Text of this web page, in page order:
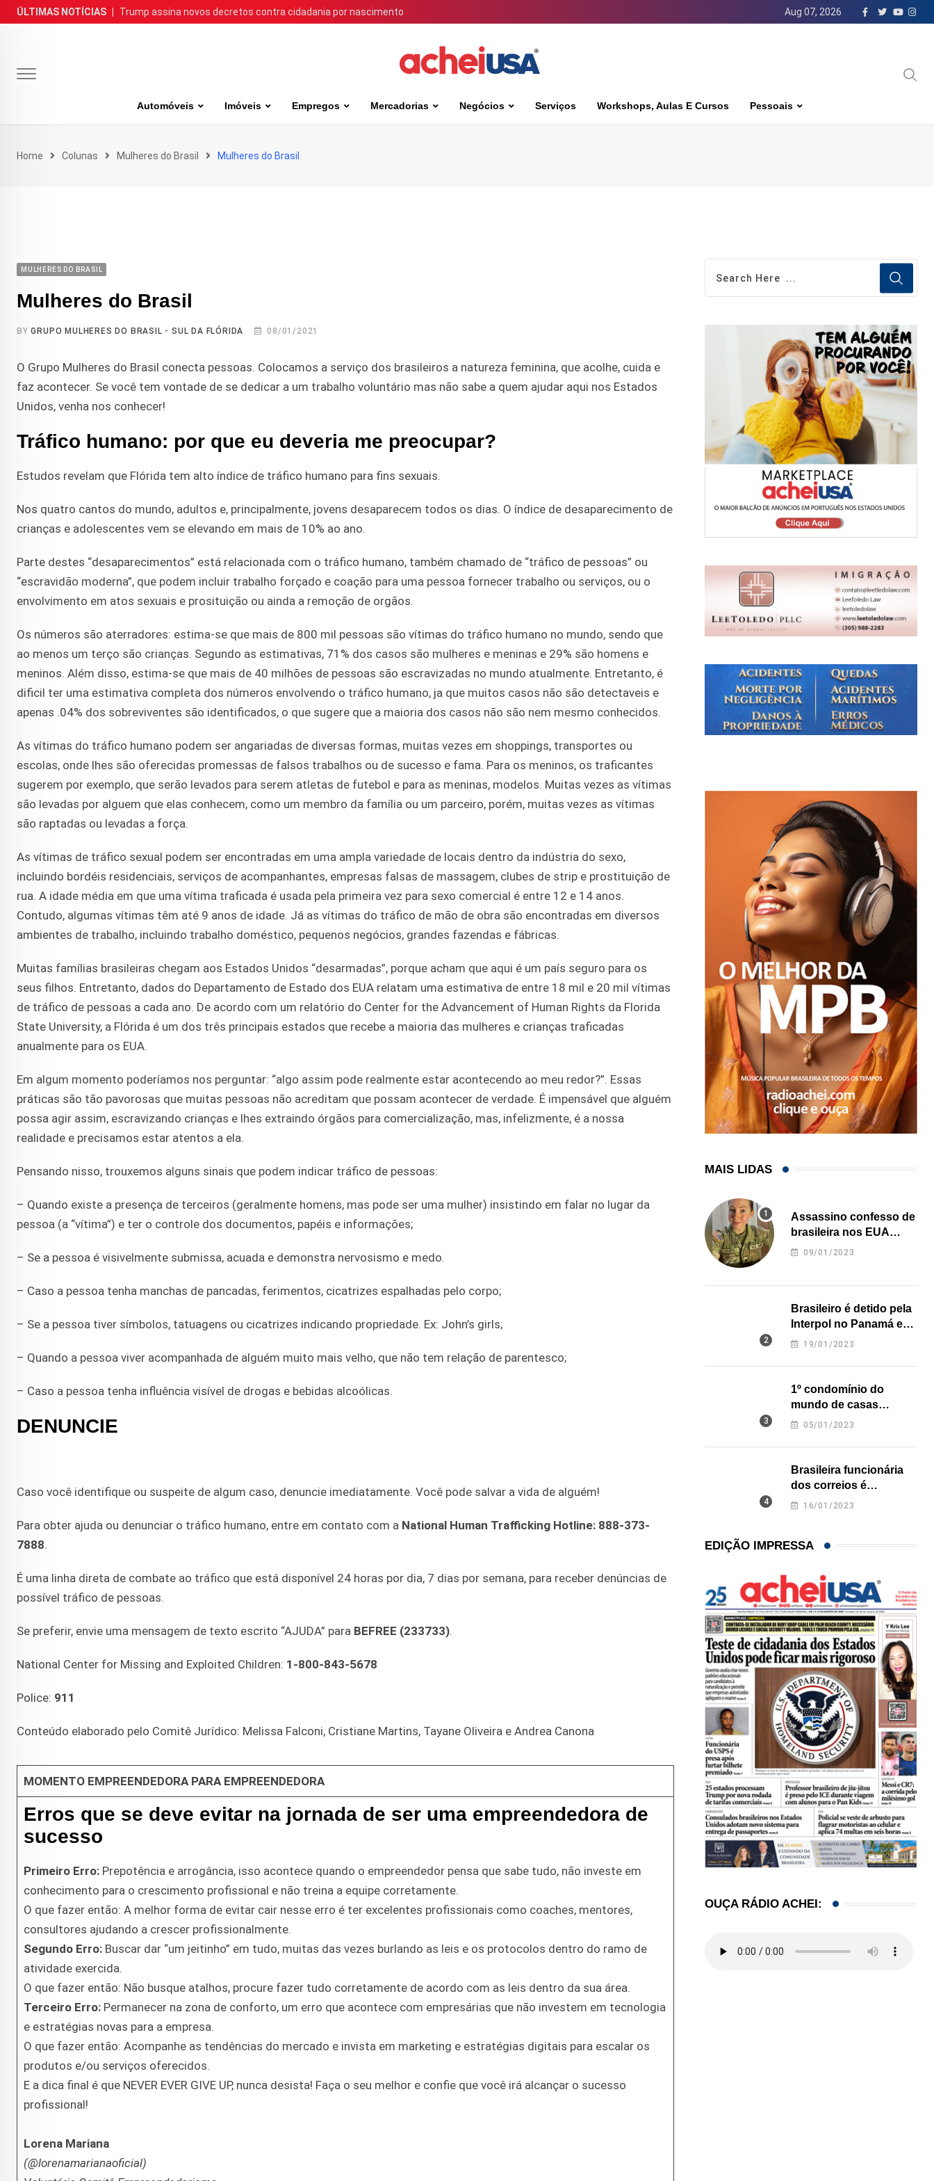
Skip
to
ÚLTIMAS NOTÍCIAS Trump assina novos decretos contra cidadania por nascimento Aug 07, 2026
Automóveis Imóveis Empregos Mercadorias Negócios Serviços Workshops, Aulas E Cursos Pessoais
Home Colunas Mulheres do Brasil Mulheres do Brasil
MULHERES DO BRASIL
Mulheres do Brasil
BYGRUPO MULHERES DO BRASIL - SUL DA FLÓRIDA 08/01/2021
O Grupo Mulheres do Brasil conecta pessoas. Colocamos a serviço dos brasileiros a natureza feminina, que acolhe, cuida e
faz acontecer. Se você tem vontade de se dedicar a um trabalho voluntário mas não sabe a quem ajudar aqui nos Estados
Unidos, venha nos conhecer!
Tráfico humano: por que eu deveria me preocupar?
Estudos revelam que Flórida tem alto índice de tráfico humano para fins sexuais.
Nos quatro cantos do mundo, adultos e, principalmente, jovens desaparecem todos os dias. O índice de desaparecimento de
crianças e adolescentes vem se elevando em mais de 10% ao ano.
Parte destes “desaparecimentos” está relacionada com o tráfico humano, também chamado de “tráfico de pessoas” ou
“escravidão moderna”, que podem incluir trabalho forçado e coação para uma pessoa fornecer trabalho ou serviços, ou o
envolvimento em atos sexuais e prosituição ou ainda a remoção de orgãos.
Os números são aterradores: estima-se que mais de 800 mil pessoas são vítimas do tráfico humano no mundo, sendo que
ao menos um terço são crianças. Segundo as estimativas, 71% dos casos são mulheres e meninas e 29% são homens e
meninos. Além disso, estima-se que mais de 40 milhões de pessoas são escravizadas no mundo atualmente. Entretanto, é
dificil ter uma estimativa completa dos números envolvendo o tráfico humano, ja que muitos casos não são detectaveis e
apenas .04% dos sobreviventes são identificados, o que sugere que a maioria dos casos não são nem mesmo conhecidos.
As vítimas do tráfico humano podem ser angariadas de diversas formas, muitas vezes em shoppings, transportes ou
escolas, onde lhes são oferecidas promessas de falsos trabalhos ou de sucesso e fama. Para os meninos, os traficantes
sugerem por exemplo, que serão levados para serem atletas de futebol e para as meninas, modelos. Muitas vezes as vítimas
são levadas por alguem que elas conhecem, como um membro da família ou um parceiro, porém, muitas vezes as vítimas
são raptadas ou levadas a força.
As vítimas de tráfico sexual podem ser encontradas em uma ampla variedade de locais dentro da indústria do sexo,
incluindo bordéis residenciais, serviços de acompanhantes, empresas falsas de massagem, clubes de strip e prostituição de
rua. A idade média em que uma vítima traficada é usada pela primeira vez para sexo comercial é entre 12 e 14 anos.
Contudo, algumas vítimas têm até 9 anos de idade. Já as vítimas do tráfico de mão de obra são encontradas em diversos
ambientes de trabalho, incluindo trabalho doméstico, pequenos negócios, grandes fazendas e fábricas.
Muitas famílias brasileiras chegam aos Estados Unidos “desarmadas”, porque acham que aqui é um país seguro para os
seus filhos. Entretanto, dados do Departamento de Estado dos EUA relatam uma estimativa de entre 18 mil e 20 mil vítimas
de tráfico de pessoas a cada ano. De acordo com um relatório do Center for the Advancement of Human Rights da Florida
State University, a Flórida é um dos três principais estados que recebe a maioria das mulheres e crianças traficadas
anualmente para os EUA.
Em algum momento poderíamos nos perguntar: “algo assim pode realmente estar acontecendo ao meu redor?”. Essas
práticas são tão pavorosas que muitas pessoas não acreditam que possam acontecer de verdade. É impensável que alguém
possa agir assim, escravizando crianças e lhes extraindo órgãos para comercialização, mas, infelizmente, é a nossa
realidade e precisamos estar atentos a ela.
Pensando nisso, trouxemos alguns sinais que podem indicar tráfico de pessoas:
– Quando existe a presença de terceiros (geralmente homens, mas pode ser uma mulher) insistindo em falar no lugar da
pessoa (a “vítima”) e ter o controle dos documentos, papéis e informações;
– Se a pessoa é visivelmente submissa, acuada e demonstra nervosismo e medo.
– Caso a pessoa tenha manchas de pancadas, ferimentos, cicatrizes espalhadas pelo corpo;
– Se a pessoa tiver símbolos, tatuagens ou cicatrizes indicando propriedade. Ex: John’s girls;
– Quando a pessoa viver acompanhada de alguém muito mais velho, que não tem relação de parentesco;
– Caso a pessoa tenha influência visível de drogas e bebidas alcoólicas.
DENUNCIE
Caso você identifique ou suspeite de algum caso, denuncie imediatamente. Você pode salvar a vida de alguém!
Para obter ajuda ou denunciar o tráfico humano, entre em contato com a National Human Trafficking Hotline: 888-373-
7888.
É uma linha direta de combate ao tráfico que está disponível 24 horas por dia, 7 dias por semana, para receber denúncias de
possível tráfico de pessoas.
Se preferir, envie uma mensagem de texto escrito “AJUDA” para BEFREE (233733).
National Center for Missing and Exploited Children: 1-800-843-5678
Police: 911
Conteúdo elaborado pelo Comitê Jurídico: Melissa Falconi, Cristiane Martins, Tayane Oliveira e Andrea Canona
MOMENTO EMPREENDEDORA PARA EMPREENDEDORA
Erros que se deve evitar na jornada de ser uma empreendedora de
sucesso
Primeiro Erro:Prepotência e arrogância, isso acontece quando o empreendedor pensa que sabe tudo, não investe em
conhecimento para o crescimento profissional e não treina a equipe corretamente.
O que fazer então: A melhor forma de evitar cair nesse erro é ter excelentes profissionais como coaches, mentores,
consultores ajudando a crescer profissionalmente.
Segundo Erro:Buscar dar “um jeitinho” em tudo, muitas das vezes burlando as leis e os protocolos dentro do ramo de
atividade exercida.
O que fazer então: Não busque atalhos, procure fazer tudo corretamente de acordo com as leis dentro da sua área.
Terceiro Erro:Permanecer na zona de conforto, um erro que acontece com empresárias que não investem em tecnologia
e estratégias novas para a empresa.
O que fazer então: Acompanhe as tendências do mercado e invista em marketing e estratégias digitais para escalar os
produtos e/ou serviços oferecidos.
E a dica final é que NEVER EVER GIVE UP, nunca desista! Faça o seu melhor e confie que você irá alcançar o sucesso
profissional!
Lorena Mariana
(@lorenamarianaoficial)
MAIS LIDAS
Assassino confesso de
brasileira nos EUA
revela onde deixou o
09/01/2023
Brasileiro é detido pela
Interpol no Panamá e
pode pegar prisão
19/01/2023
1º condomínio do
mundo de casas
impressas em 3D é
05/01/2023
Brasileira funcionária
dos correios é
assassinada a facadas
16/01/2023
EDIÇÃO IMPRESSA
OUÇA RÁDIO ACHEI: